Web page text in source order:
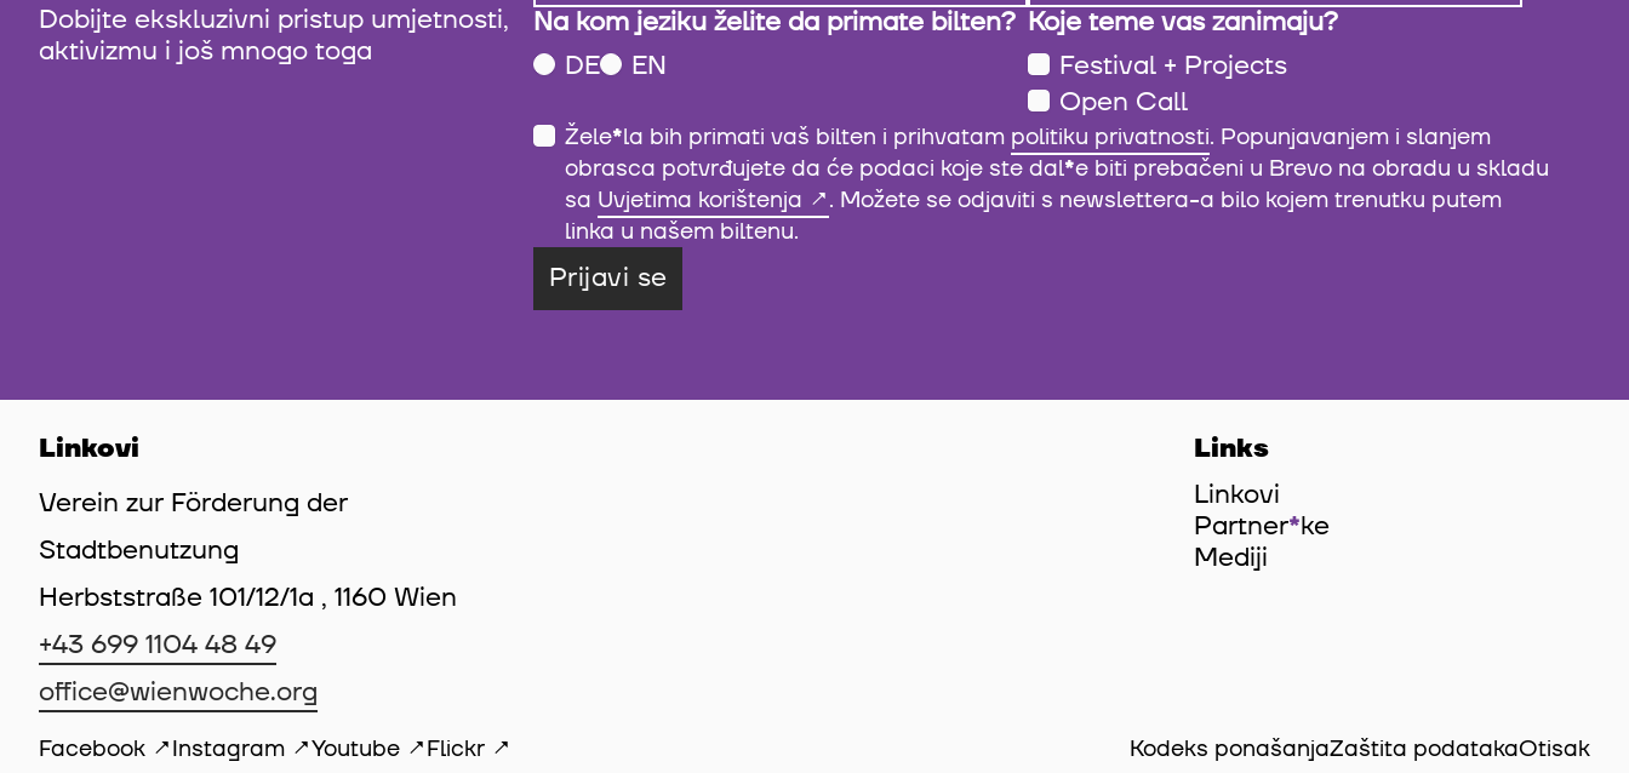
Dobijte ekskluzivni pristup umjetnosti,
aktivizmu i još mnogo toga
Na kom jeziku želite da primate bilten?
DE
EN
Koje teme vas zanimaju?
Festival + Projects
Open Call
Žele*la bih primati vaš bilten i prihvatam politiku privatnosti. Popunjavanjem i slanjem
obrasca potvrđujete da će podaci koje ste dal*e biti prebačeni u Brevo na obradu u skladu
sa Uvjetima korištenja
. Možete se odjaviti s newslettera-a bilo kojem trenutku putem
linka u našem biltenu.
Prijavi se
Linkovi
Verein zur Förderung der
Stadtbenutzung
Herbststraße 101/12/1a , 1160 Wien
+43 699 1104 48 49
office@wienwoche.org
Links
Linkovi
Partner*ke
Mediji
Facebook Instagram Youtube Flickr Kodeks ponašanjaZaštita podatakaOtisak